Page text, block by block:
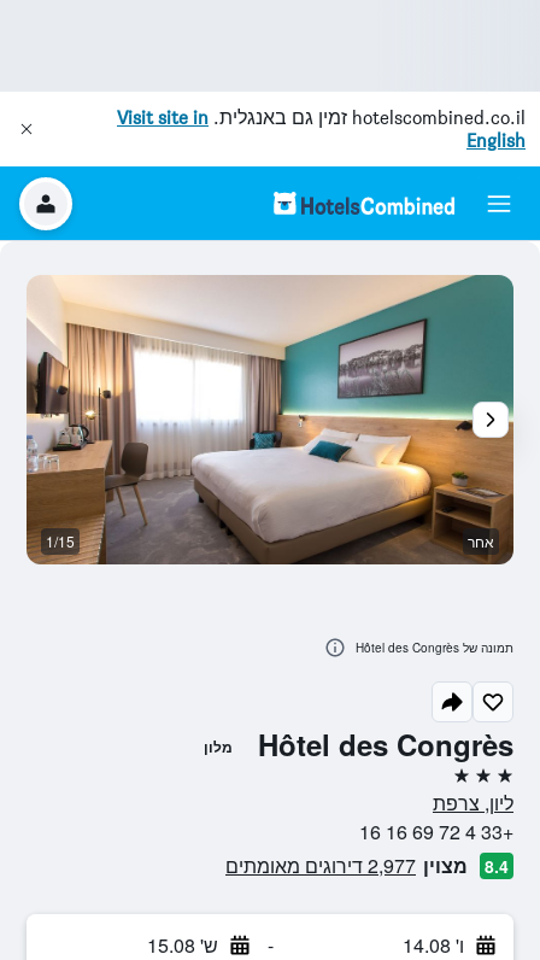
hotelscombined.co.il זמין גם באנגלית. Visit site in
English
Hôtel des Congrès מלון
3 כוכבים
ליון, צרפת
+33 4 72 69 16 16
8.4 מצוין 2,977 דירוגים מאומתים
ו' 14.08 - ש' 15.08
אחר 1/15
תמונה של Hôtel des Congrès